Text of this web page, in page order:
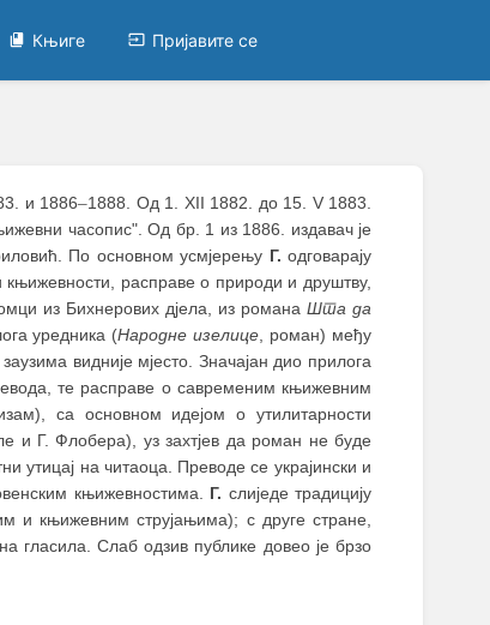
Књиге Пријавите се
и 1886–1888. Од 1. XII 1882. до 15. V 1883.
часопис". Од бр. 1 из 1886. издавач је
По основном усмјерењу Г. одговарају
расправе о природи и друштву,
из Бихнерових дјела, из романа Шта да
уредника (Народне изелице, роман) међу
видније мјесто. Значајан дио прилога
те расправе о савременим књижевним
са основном идејом о утилитарности
и Г. Флобера), уз захтјев да роман не буде
утицај на читаоца. Преводе се украјински и
књижевностима. Г. слиједе традицију
и књижевним струјањима); с друге стране,
гласила. Слаб одзив публике довео је брзо